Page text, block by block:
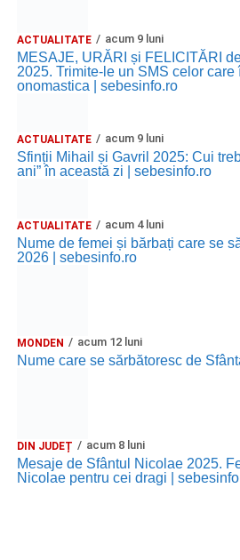
ACTUALITATE acum 9 luni
MESAJE, URĂRI și FELICITĂRI
2025. Trimite-le un SMS celor care
onomastica | sebesinfo.ro
ACTUALITATE acum 9 luni
Sfinții Mihail și Gavril 2025: Cui
ani” în această zi | sebesinfo.ro
ACTUALITATE acum 4 luni
Nume de femei și bărbați care se
2026 | sebesinfo.ro
MONDEN acum 12 luni
Nume care se sărbătoresc de
DIN JUDEȚ acum 8 luni
Mesaje de Sfântul Nicolae 2025.
Nicolae pentru cei dragi |